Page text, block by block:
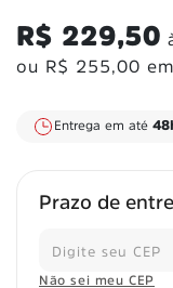
R$ 229,50
ou R$ 255,00
Pague via PIX e
Prazo de
Não sei meu CEP